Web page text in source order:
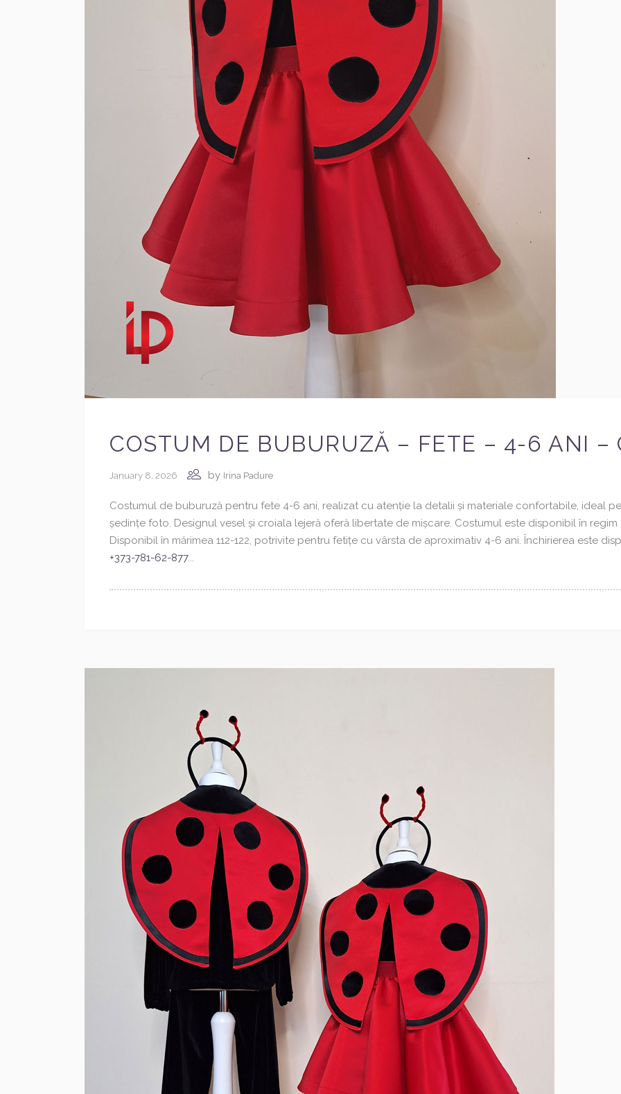
COSTUM DE BUBURUZĂ – FETE – 4-6 ANI –
January 8, 2026 by Irina Padure
Costumul de buburuză pentru fete 4-6 ani, realizat cu atenție la detalii și materiale confortabile, ideal
ședințe foto. Designul vesel și croiala lejeră oferă libertate de mișcare. Costumul este disponibil în
Disponibil în mărimea 112-122, potrivite pentru fetițe cu vârsta de aproximativ 4-6 ani. Închirierea este
+373-781-62-877...